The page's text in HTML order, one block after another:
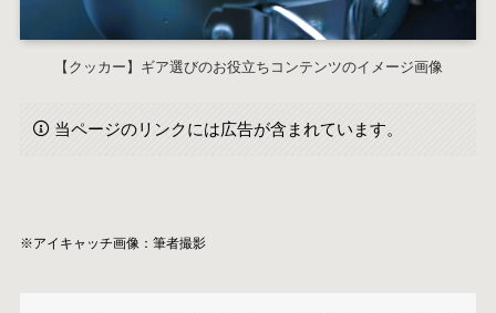
【クッカー】ギア選びのお役立ちコンテンツのイメージ画像
当ページのリンクには広告が含まれています。
※アイキャッチ画像：筆者撮影